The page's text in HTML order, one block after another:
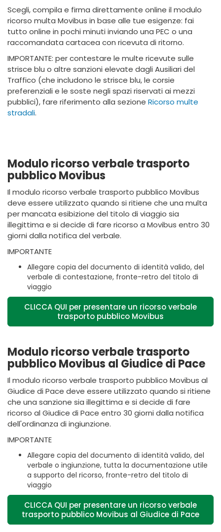
Scegli, compila e firma direttamente online il modulo
ricorso multa Movibus in base alle tue esigenze: fai
tutto online in pochi minuti inviando una PEC o una
raccomandata cartacea con ricevuta di ritorno.
IMPORTANTE: per contestare le multe ricevute sulle
strisce blu o altre sanzioni elevate dagli Ausiliari del
Traffico (che includono le strisce blu, le corsie
preferenziali e le soste negli spazi riservati ai mezzi
pubblici), fare riferimento alla sezione Ricorso multe
stradali.
Modulo ricorso verbale trasporto
pubblico Movibus
Il modulo ricorso verbale trasporto pubblico Movibus
deve essere utilizzato quando si ritiene che una multa
per mancata esibizione del titolo di viaggio sia
illegittima e si decide di fare ricorso a Movibus entro 30
giorni dalla notifica del verbale.
IMPORTANTE
Allegare copia del documento di identità valido, del
verbale di contestazione, fronte-retro del titolo di
viaggio
CLICCA QUI per presentare un ricorso verbale
trasporto pubblico Movibus
Modulo ricorso verbale trasporto
pubblico Movibus al Giudice di Pace
Il modulo ricorso verbale trasporto pubblico Movibus al
Giudice di Pace deve essere utilizzato quando si ritiene
che una sanzione sia illegittima e si decide di fare
ricorso al Giudice di Pace entro 30 giorni dalla notifica
dell'ordinanza di ingiunzione.
IMPORTANTE
Allegare copia del documento di identità valido, del
verbale o ingiunzione, tutta la documentazione utile
a supporto del ricorso, fronte-retro del titolo di
viaggio
CLICCA QUI per presentare un ricorso verbale
trasporto pubblico Movibus al Giudice di Pace